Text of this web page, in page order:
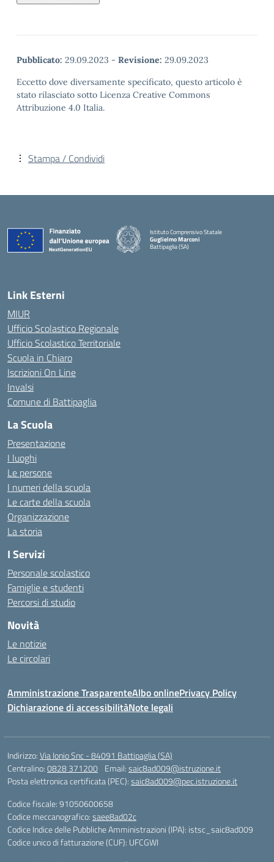
Pubblicato: 29.09.2023 - Revisione: 29.09.2023
Eccetto dove diversamente specificato, questo articolo è
stato rilasciato sotto Licenza Creative Commons
Attribuzione 4.0 Italia.
Stampa / Condividi
Istituto Comprensivo Statale
Guglielmo Marconi
Battipaglia (SA)
— Visita la pagina iniziale della scuola
Link Esterni
MIUR
Ufficio Scolastico Regionale
Ufficio Scolastico Territoriale
Scuola in Chiaro
Iscrizioni On Line
Invalsi
Comune di Battipaglia
La Scuola
Presentazione
I luoghi
Le persone
I numeri della scuola
Le carte della scuola
Organizzazione
La storia
I Servizi
Personale scolastico
Famiglie e studenti
Percorsi di studio
Novità
Le notizie
Le circolari
Amministrazione TrasparenteAlbo onlinePrivacy Policy
Dichiarazione di accessibilitàNote legali
Indirizzo:Via Ionio Snc - 84091 Battipaglia (SA)
Centralino:0828 371200 Email:saic8ad009@istruzione.it
Posta elettronica certificata (PEC):saic8ad009@pec.istruzione.it
Codice fiscale: 91050600658
Codice meccanografico:saee8ad02c
Codice Indice delle Pubbliche Amministrazioni (IPA): istsc_saic8ad009
Codice unico di fatturazione (CUF): UFCGWI